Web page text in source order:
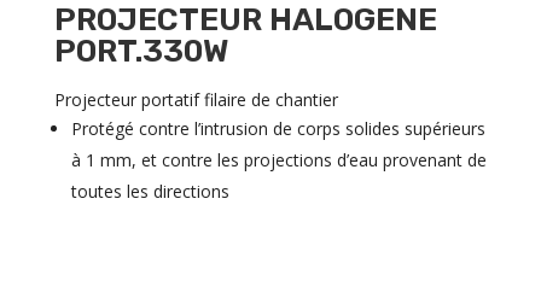
PROJECTEUR HALOGENE
PORT.330W
Projecteur portatif filaire de chantier
Protégé contre l’intrusion de corps solides supérieurs
à 1 mm, et contre les projections d’eau provenant de
toutes les directions